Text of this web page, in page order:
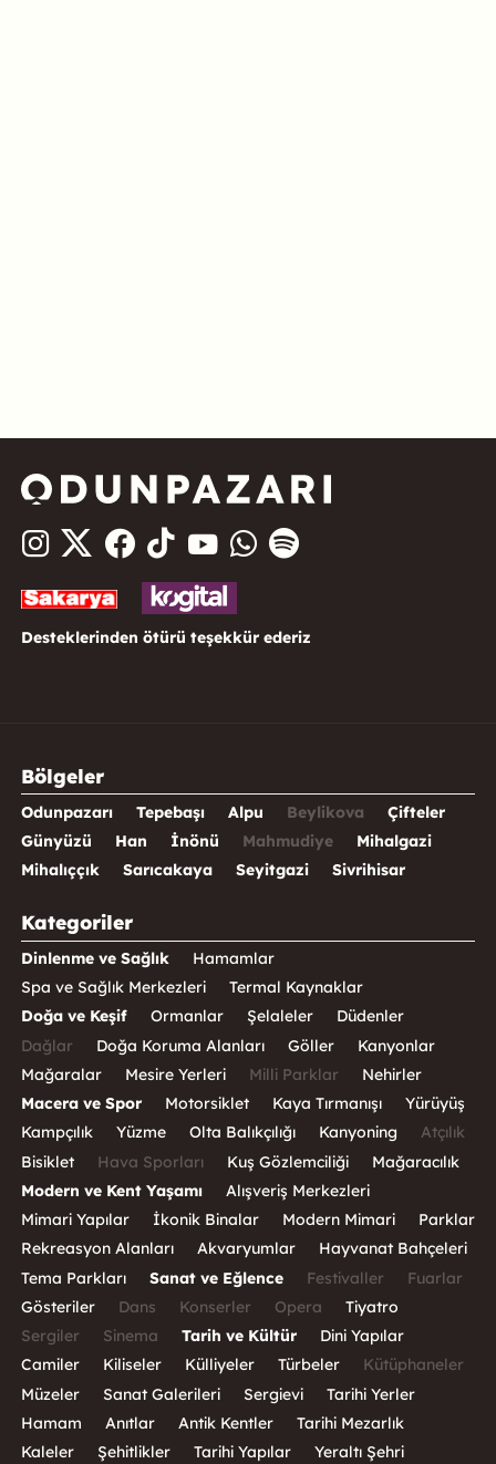
Desteklerinden ötürü teşekkür ederiz
Bölgeler
Odunpazarı Tepebaşı Alpu Beylikova
Çifteler
Günyüzü
Han İnönü Mahmudiye
Mihalgazi
Mihalıççık
Sarıcakaya Seyitgazi Sivrihisar
Kategoriler
Dinlenme ve Sağlık
Hamamlar
Spa ve Sağlık Merkezleri
Termal Kaynaklar
Doğa ve Keşif
Ormanlar Şelaleler
Düdenler
Dağlar
Doğa Koruma Alanları Göller
Kanyonlar
Mağaralar
Mesire Yerleri Milli Parklar
Nehirler
Macera ve Spor
Motorsiklet Kaya Tırmanışı
Yürüyüş
Kampçılık
Yüzme Olta Balıkçılığı Kanyoning
Atçılık
Bisiklet
Hava Sporları Kuş Gözlemciliği
Mağaracılık
Modern ve Kent Yaşamı
Alışveriş Merkezleri
Mimari Yapılar
İkonik Binalar Modern Mimari
Parklar
Rekreasyon Alanları
Akvaryumlar
Hayvanat Bahçeleri
Tema Parkları
Sanat ve Eğlence Festivaller
Fuarlar
Gösteriler
Dans Konserler Opera
Tiyatro
Sergiler
Sinema Tarih ve Kültür
Dini Yapılar
Camiler
Kiliseler Külliyeler Türbeler
Kütüphaneler
Müzeler
Sanat Galerileri Sergievi
Tarihi Yerler
Hamam
Anıtlar Antik Kentler
Tarihi Mezarlık
Kaleler
Şehitlikler Tarihi Yapılar
Yeraltı Şehri